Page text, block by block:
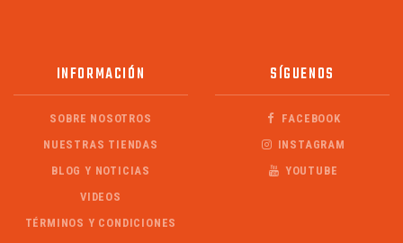
INFORMACIÓN
SOBRE NOSOTROS
NUESTRAS TIENDAS
BLOG Y NOTICIAS
VIDEOS
TÉRMINOS Y CONDICIONES
SÍGUENOS
FACEBOOK
INSTAGRAM
YOUTUBE